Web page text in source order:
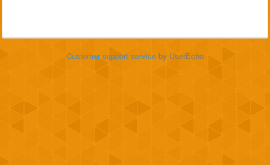
Customer support service by UserEcho